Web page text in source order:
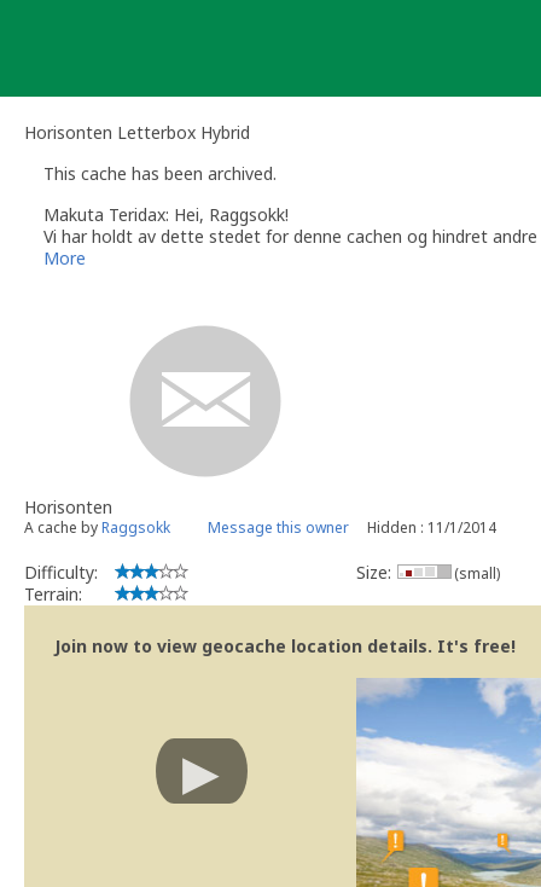
Horisonten Letterbox Hybrid
This cache has been archived.
Makuta Teridax: Hei, Raggsokk!
Vi har holdt av dette stedet for denne cachen og hindret
Vi har tidligere informert om at den fysiske cachen må
ikke blir liggende ute og ender som søppel.
Hvis du mener jeg har gjort en feil, ta gjerne kontakt. Du
Med vennlig hilsen
Makuta Teridax
Geocaching.com Volunteer Cache Reviewer for Norge,
More
Horisonten
A cache byRaggsokk Message this owner Hidden : 11/1/2014
Difficulty:
Terrain:
Size: (small)
Join now to view geocache location details. It's free!